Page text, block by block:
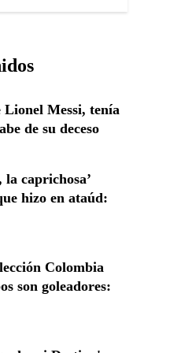
Messi, tenía
de su deceso
caprichosa’
hizo en ataúd:
Colombia
son goleadores: